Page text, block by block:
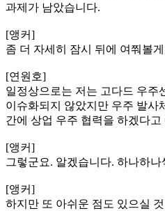
과제가 남았습니다.
[앵커]
좀 더 자세히 잠시 뒤에 여쭤볼
[연원호]
일정상으로는 저는 고다드 우주
이슈화되지 않았지만 우주 발사
간에 상업 우주 협력을 하겠다
[앵커]
그렇군요. 알겠습니다. 하나하나
[앵커]
하지만 또 아쉬운 점도 있으실